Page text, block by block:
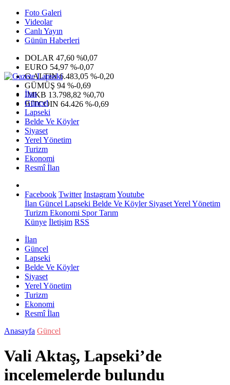
Foto Galeri
Videolar
Canlı Yayın
Günün Haberleri
DOLAR 47,60 %0,07
EURO 54,97 %-0,07
G.ALTIN6.483,05 %-0,20
GÜMÜŞ 94 %-0,69
IMKB 13.798,82 %0,70
BITCOIN 64.426 %-0,69
İlan
Güncel
Lapseki
Belde Ve Köyler
Siyaset
Yerel Yönetim
Turizm
Ekonomi
Resmî İlan
Facebook Twitter InstagramYoutube
İlan Güncel Lapseki Belde Ve KöylerSiyasetYerel Yönetim
Turizm Ekonomi SporTarım
Künye İletişim RSS
İlan
Güncel
Lapseki
Belde Ve Köyler
Siyaset
Yerel Yönetim
Turizm
Ekonomi
Resmî İlan
Anasayfa Güncel
Vali Aktaş, Lapseki’de
incelemelerde bulundu